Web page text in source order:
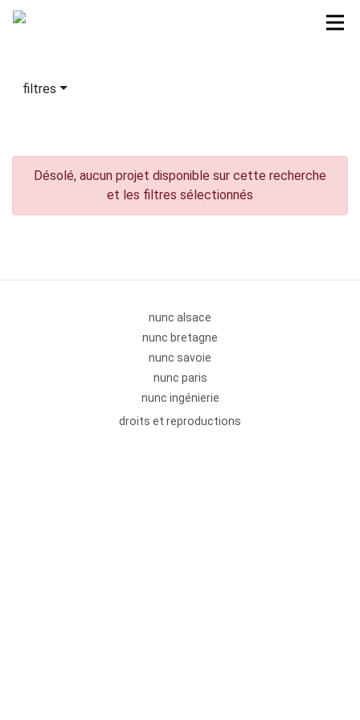
filtres
Désolé, aucun projet disponible sur cette recherche
et les filtres sélectionnés
nunc alsace
nunc bretagne
nunc savoie
nunc paris
nunc ingénierie
droits et reproductions